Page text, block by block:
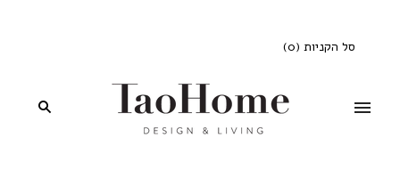
סל הקניות (
0
)